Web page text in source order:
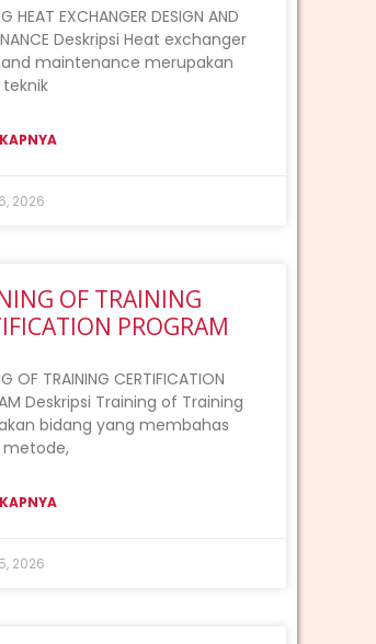
HEAT EXCHANGER DESIGN AND
Deskripsi Heat exchanger
maintenance merupakan
2026
OF TRAINING
PROGRAM
OF TRAINING CERTIFICATION
Deskripsi Training of Training
bidang yang membahas
metode,
2026